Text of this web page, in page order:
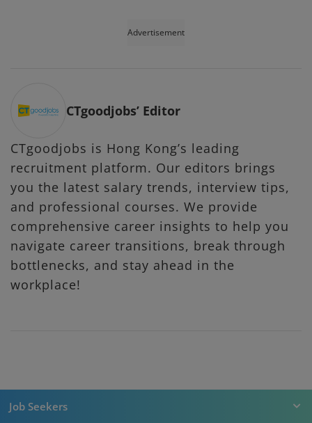
Advertisement
CTgoodjobs’ Editor
CTgoodjobs is Hong Kong’s leading
recruitment platform. Our editors brings
you the latest salary trends, interview tips,
and professional courses. We provide
comprehensive career insights to help you
navigate career transitions, break through
bottlenecks, and stay ahead in the
workplace!
Job Seekers